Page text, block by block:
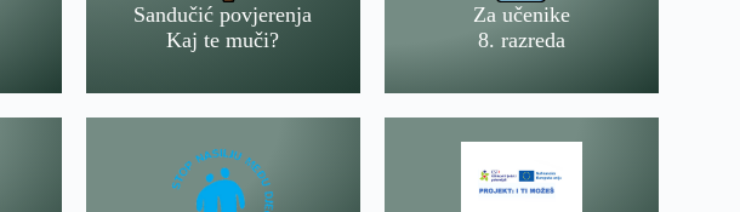
Sandučić povjerenja
Kaj te muči?
Za učenike
8. razreda